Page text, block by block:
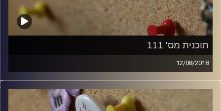
תוכנית מס' 111
12/08/2018
קלאסיקות רוק עם אורן הוף.
włodi